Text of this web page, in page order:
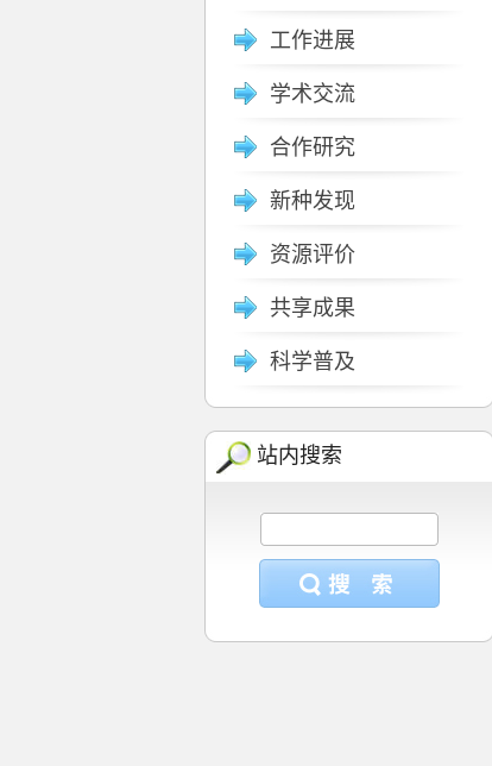
工作进展
学术交流
合作研究
新种发现
资源评价
共享成果
科学普及
站内搜索